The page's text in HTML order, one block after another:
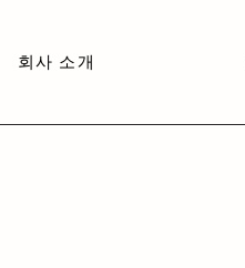
회사 소개